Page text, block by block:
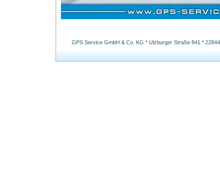
GPS Service GmbH & Co. KG * Ulzburger Straße 841 *